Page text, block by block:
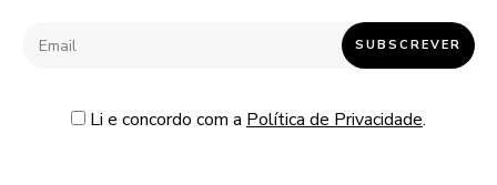
Li e concordo com a Política de Privacidade.